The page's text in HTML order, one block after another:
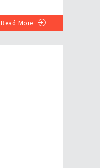
Read More